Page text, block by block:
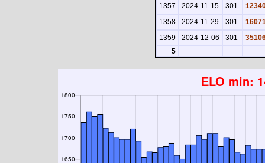
1357
2024-11-15 301
1358
2024-11-29 301
1359
2024-12-06 301
5